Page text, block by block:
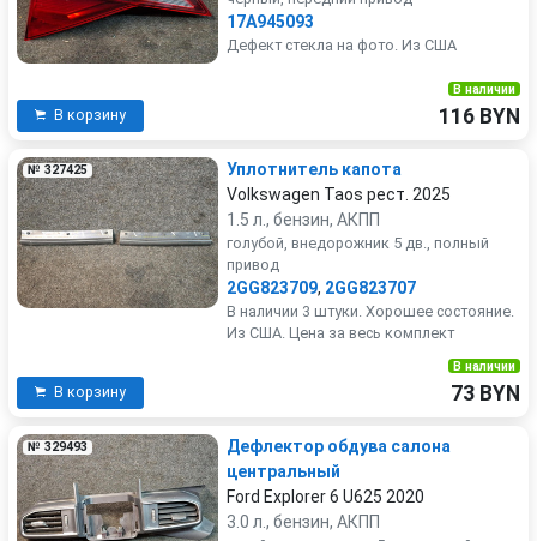
Toyota Volkswagen
Volvo
17A945093
Дефект стекла на фото. Из США
В корзину
В наличии
116 BYN
№ 327425
Уплотнитель капота
Volkswagen Taos рест. 2025
1.5 л., бензин, АКПП
голубой, внедорожник 5 дв., полный
привод
2GG823709, 2GG823707
В наличии 3 штуки. Хорошее состояние.
Из США. Цена за весь комплект
В корзину
В наличии
73 BYN
№ 329493
Дефлектор обдува салона
центральный
Ford Explorer 6 U625 2020
3.0 л., бензин, АКПП